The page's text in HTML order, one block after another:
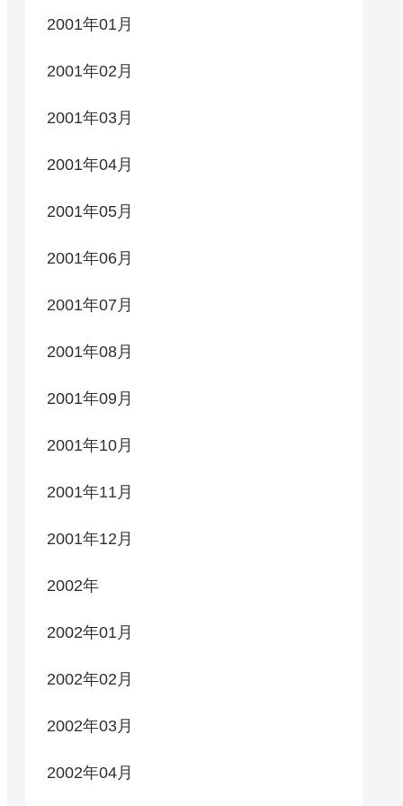
2001年01月
2001年02月
2001年03月
2001年04月
2001年05月
2001年06月
2001年07月
2001年08月
2001年09月
2001年10月
2001年11月
2001年12月
2002年
2002年01月
2002年02月
2002年03月
2002年04月